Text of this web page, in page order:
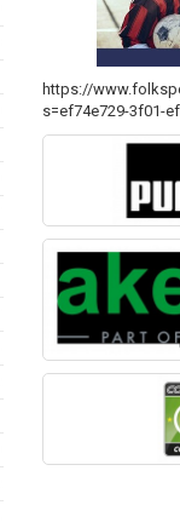
https://
s=ef74e729-3f01-